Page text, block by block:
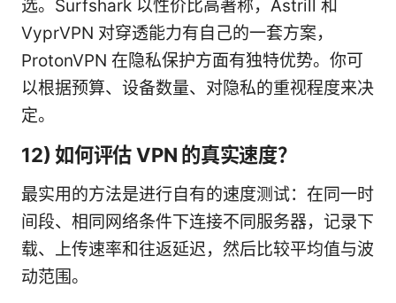
选。Surfshark 以性价比高著称，Astrill 和
VyprVPN 对穿透能力有自己的一套方案，
ProtonVPN 在隐私保护方面有独特优势。你可
以根据预算、设备数量、对隐私的重视程度来决
定。
12) 如何评估 VPN 的真实速度？
最实用的方法是进行自有的速度测试：在同一时
间段、相同网络条件下连接不同服务器，记录下
载、上传速率和往返延迟，然后比较平均值与波
动范围。